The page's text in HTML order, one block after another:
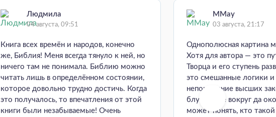
Людмила
04 августа, 09:51
Книга всех времён и народов, конечно
же, Библия! Меня всегда тянуло к ней, но
ничего там не понимала. Библию можно
читать лишь в определённом состоянии,
которое довольно трудно достичь. Когда
это получалось, то впечатления от этой
книги были незабываемые! Очень
MMay
03 августа, 21:17
Однополюсная картина
Хотя для автора — это
Творца и его ступень
это смешанные логики
непонимание высших
блуждание вокруг да
может понять, кто